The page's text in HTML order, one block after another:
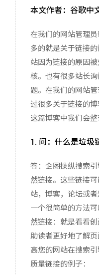
本文作者：谷歌中
在我们的网站管理
多的就是关于链接
站因为链接的原因
核。也有很多站长
题。在我们的网站
过很多关于链接的
这篇博客中我们会整
1. 问：什么是垃圾
答：企图操纵搜索
然链接。这些链接
站，博客，论坛或
一个很简单的方法
然链接：就是看看
助读者更好地了解
高您的网站在搜索
质量链接的例子：